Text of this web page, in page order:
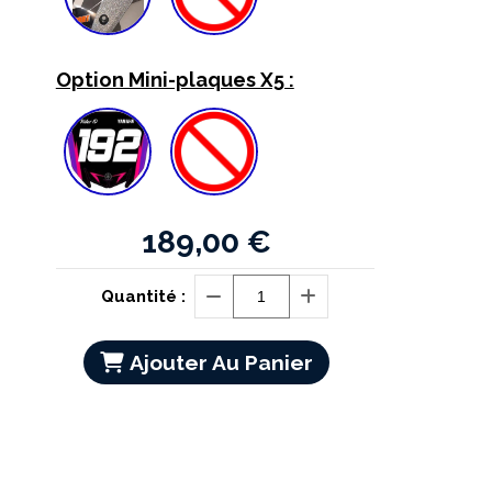
Option Mini-plaques X5 :
189,00 €
Quantité :
Ajouter Au Panier